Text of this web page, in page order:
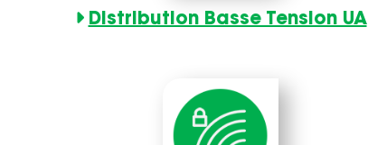
Distribution Basse Tension UA